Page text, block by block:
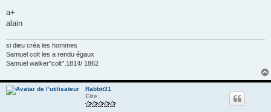
a+
alain
si dieu créa les hommes
Samuel colt les a rendu égaux
Samuel walker"colt",1814/ 1862
Rabbit31
Elite